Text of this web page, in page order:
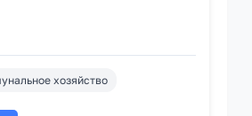
хозяйство